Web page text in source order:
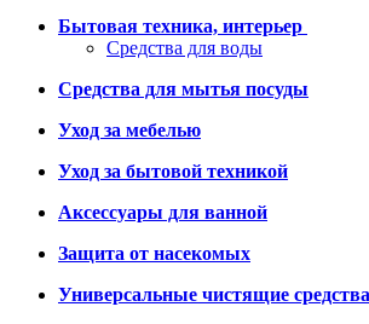
Бытовая техника, интерьер
Средства для воды
Средства для мытья посуды
Уход за мебелью
Уход за бытовой техникой
Аксессуары для ванной
Защита от насекомых
Универсальные чистящие средства